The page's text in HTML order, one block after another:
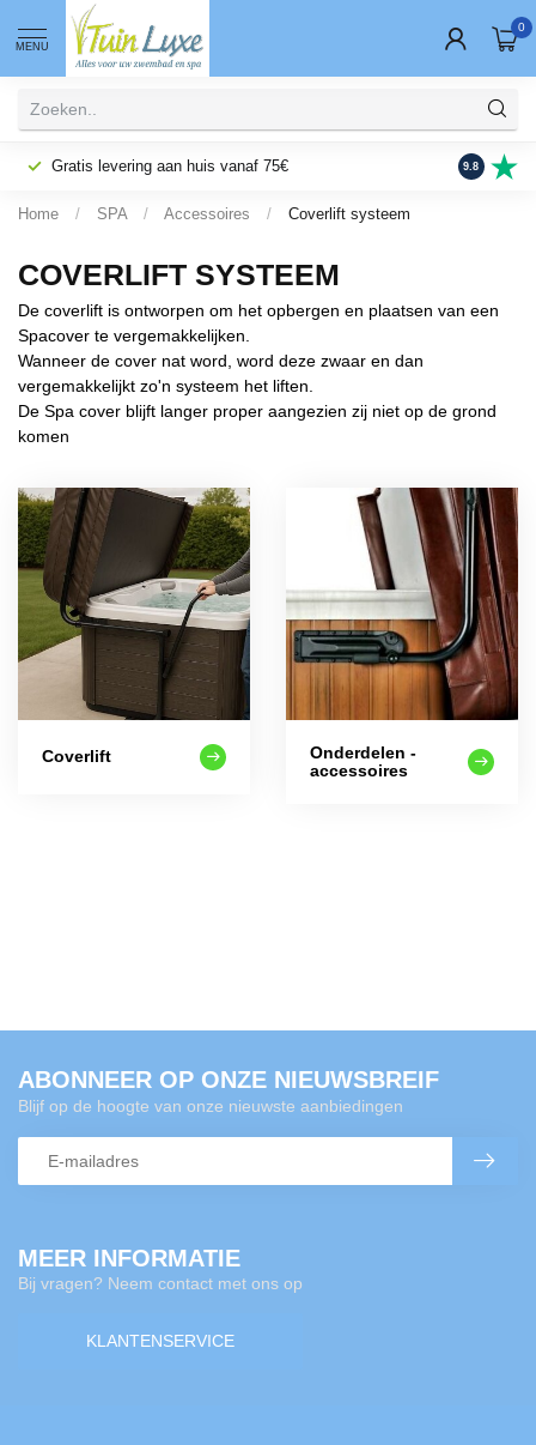
MENU
0
Gratis levering aan huis vanaf 75€ Fysieke
9.8
Home / SPA / Accessoires / Coverlift systeem
COVERLIFT SYSTEEM
De coverlift is ontworpen om het opbergen en plaatsen van een
Spacover te vergemakkelijken.
Wanneer de cover nat word, word deze zwaar en dan
vergemakkelijkt zo'n systeem het liften.
De Spa cover blijft langer proper aangezien zij niet op de grond
komen
Coverlift
Onderdelen -
accessoires
MEER INFORMATIE
Bij vragen? Neem contact met ons op
KLANTENSERVICE
ABONNEER OP ONZE NIEUWSBREIF
Blijf op de hoogte van onze nieuwste aanbiedingen